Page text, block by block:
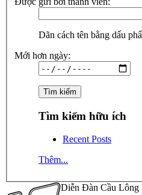
Dãn cách tên bằng dấu
Mới hơn ngày:
Tìm kiếm hữu ích
Recent Posts
Thêm...
Diễn Đàn Cầu Lông